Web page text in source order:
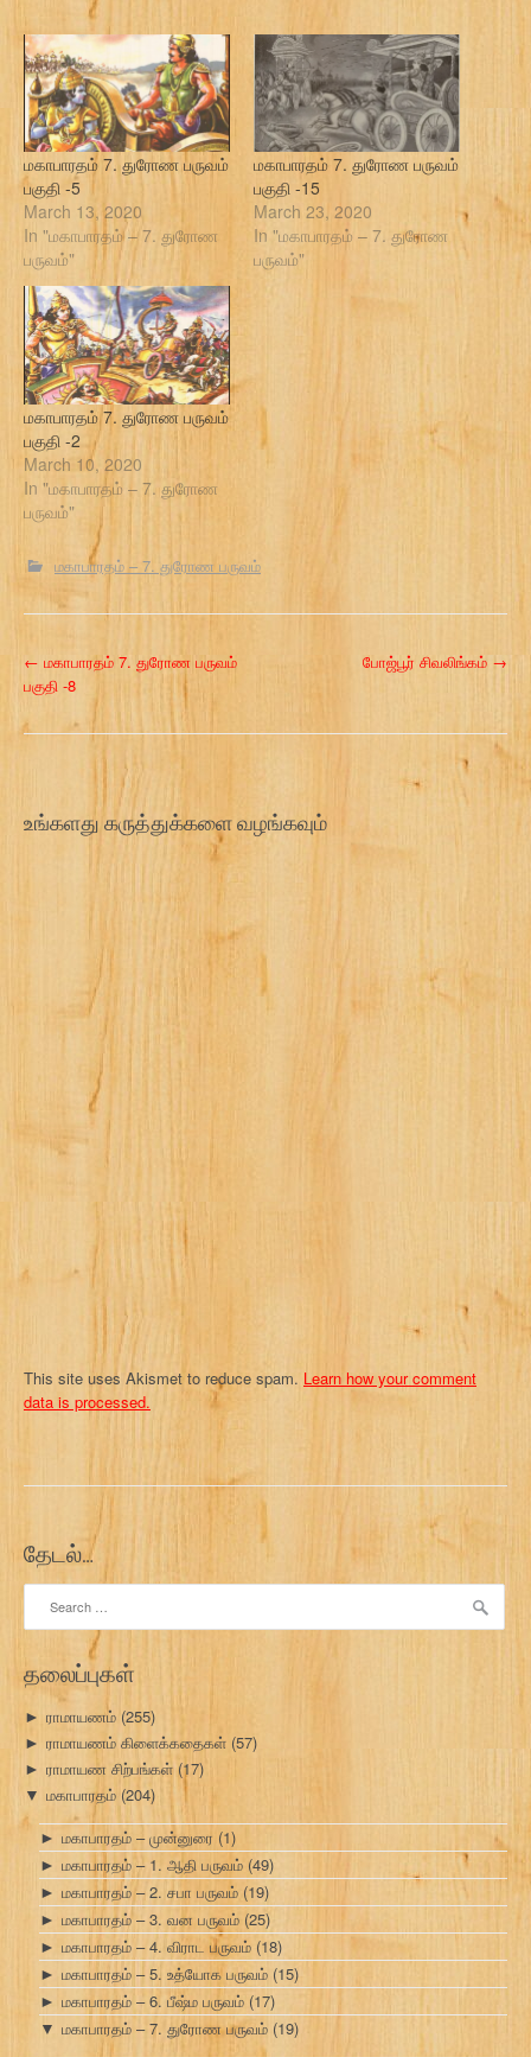
மகாபாரதம் 7. துரோண பருவம்
பகுதி -5
March 13, 2020
In "மகாபாரதம் – 7. துரோண
பருவம்"
மகாபாரதம் 7. துரோண பருவம்
பகுதி -15
March 23, 2020
In "மகாபாரதம் – 7. துரோண
பருவம்"
மகாபாரதம் 7. துரோண பருவம்
பகுதி -2
March 10, 2020
In "மகாபாரதம் – 7. துரோண
பருவம்"
மகாபாரதம் – 7. துரோண பருவம்
P
o
n
i
← மகாபாரதம் 7. துரோண பருவம்
பகுதி -8
போஜ்பூர் சிவலிங்கம்→
உங்களது கருத்துக்களை வழங்கவும்
This site uses Akismet to reduce spam. Learn how your comment
data is processed.
தேடல்…
தலைப்புகள்
► ராமாயணம் (255)
► ராமாயணம் கிளைக்கதைகள் (57)
► ராமாயண சிற்பங்கள் (17)
▼ மகாபாரதம் (204)
► மகாபாரதம் – முன்னுரை (1)
► மகாபாரதம் – 1. ஆதி பருவம் (49)
► மகாபாரதம் – 2. சபா பருவம் (19)
► மகாபாரதம் – 3. வன பருவம் (25)
► மகாபாரதம் – 4. விராட பருவம் (18)
► மகாபாரதம் – 5. உத்யோக பருவம் (15)
► மகாபாரதம் – 6. பீஷ்ம பருவம் (17)
▼ மகாபாரதம் – 7. துரோண பருவம் (19)